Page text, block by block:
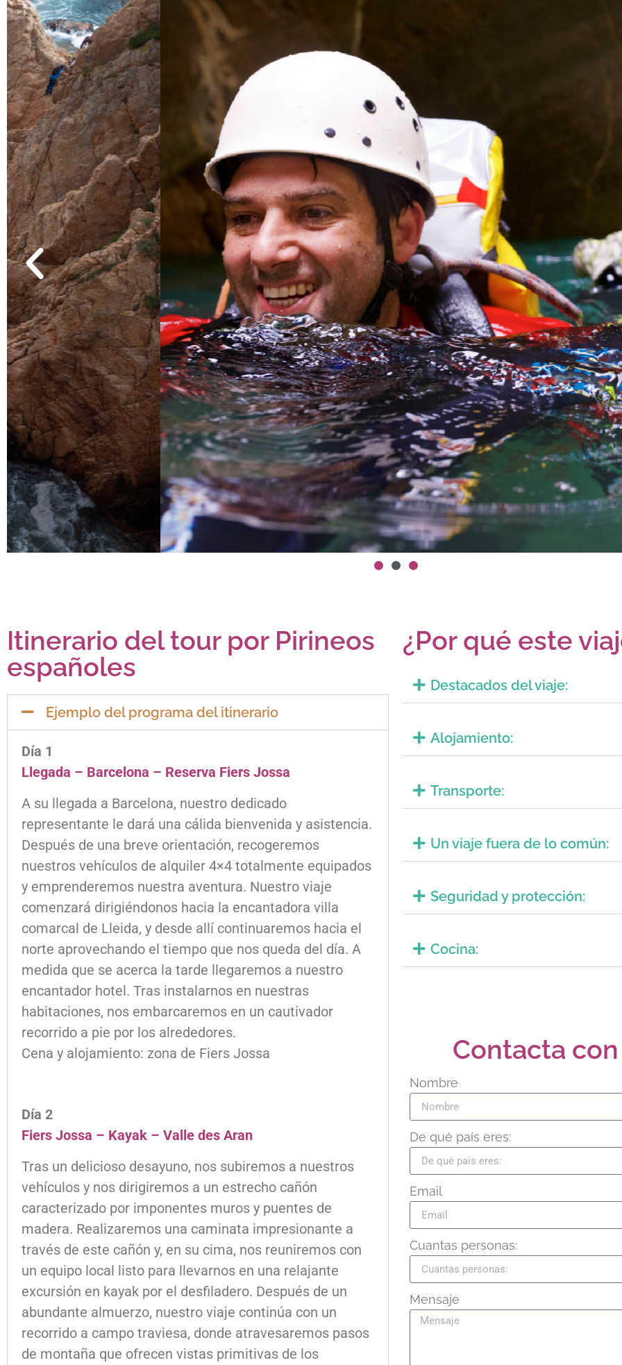
Itinerario del tour por Pirineos
españoles
Ejemplo del programa del itinerario
Día 1
Llegada – Barcelona – Reserva Fiers Jossa
A su llegada a Barcelona, nuestro dedicado
representante le dará una cálida bienvenida y asistencia.
Después de una breve orientación, recogeremos
nuestros vehículos de alquiler 4×4 totalmente equipados
y emprenderemos nuestra aventura. Nuestro viaje
comenzará dirigiéndonos hacia la encantadora villa
comarcal de Lleida, y desde allí continuaremos hacia el
norte aprovechando el tiempo que nos queda del día. A
medida que se acerca la tarde llegaremos a nuestro
encantador hotel. Tras instalarnos en nuestras
habitaciones, nos embarcaremos en un cautivador
recorrido a pie por los alrededores.
Cena y alojamiento: zona de Fiers Jossa
Día 2
Fiers Jossa – Kayak – Valle des Aran
Tras un delicioso desayuno, nos subiremos a nuestros
vehículos y nos dirigiremos a un estrecho cañón
caracterizado por imponentes muros y puentes de
madera. Realizaremos una caminata impresionante a
través de este cañón y, en su cima, nos reuniremos con
un equipo local listo para llevarnos en una relajante
excursión en kayak por el desfiladero. Después de un
abundante almuerzo, nuestro viaje continúa con un
recorrido a campo traviesa, donde atravesaremos pasos
de montaña que ofrecen vistas primitivas de los
¿Por qué este
Destacados del viaje:
Alojamiento:
Transporte:
Un viaje fuera de lo común:
Seguridad y protección:
Cocina:
Contacta
Nombre
De qué país eres:
Email
Cuantas personas:
Mensaje